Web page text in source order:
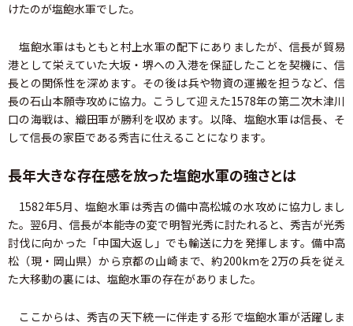
けたのが塩飽水軍でした。
塩飽水軍はもともと村上水軍の配下にありましたが、信長が貿易
港として栄えていた大坂・堺への入港を保証したことを契機に、信
長との関係性を深めます。その後は兵や物資の運搬を担うなど、信
長の石山本願寺攻めに協力。こうして迎えた1578年の第二次木津川
口の海戦は、織田軍が勝利を収めます。以降、塩飽水軍は信長、そ
して信長の家臣である秀吉に仕えることになります。
長年大きな存在感を放った塩飽水軍の強さとは
1582年5月、塩飽水軍は秀吉の備中高松城の水攻めに協力しまし
た。翌6月、信長が本能寺の変で明智光秀に討たれると、秀吉が光秀
討伐に向かった「中国大返し」でも輸送に力を発揮します。備中高
松（現・岡山県）から京都の山崎まで、約200kmを2万の兵を従え
た大移動の裏には、塩飽水軍の存在がありました。
ここからは、秀吉の天下統一に伴走する形で塩飽水軍が活躍しま